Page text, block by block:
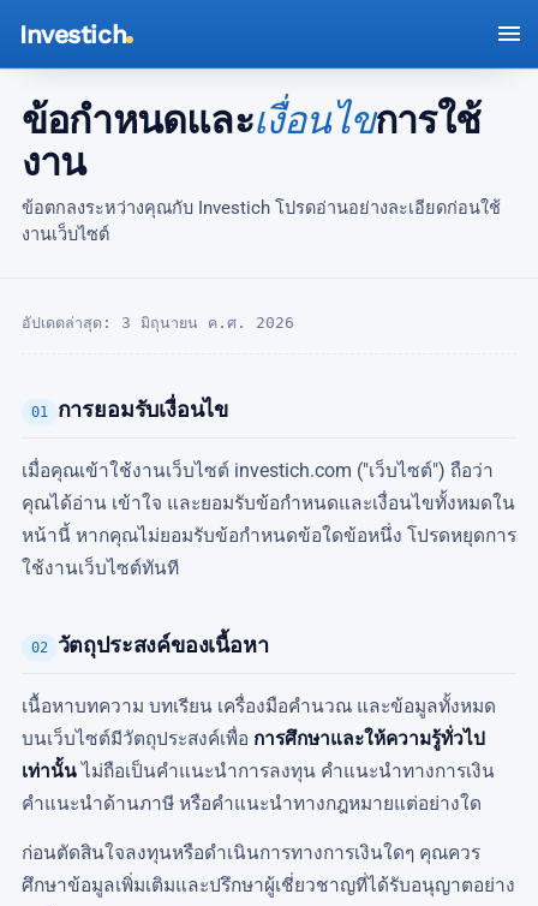
Investich
ข้อกำหนดและเงื่อนไขการใช้
งาน
ข้อตกลงระหว่างคุณกับ Investich โปรดอ่านอย่างละเอียดก่อนใช้
งานเว็บไซต์
อัปเดตล่าสุด: 3 มิถุนายน ค.ศ. 2026
01 การยอมรับเงื่อนไข
เมื่อคุณเข้าใช้งานเว็บไซต์ investich.com ("เว็บไซต์") ถือว่า
คุณได้อ่าน เข้าใจ และยอมรับข้อกำหนดและเงื่อนไขทั้งหมดใน
หน้านี้ หากคุณไม่ยอมรับข้อกำหนดข้อใดข้อหนึ่ง โปรดหยุดการ
ใช้งานเว็บไซต์ทันที
02 วัตถุประสงค์ของเนื้อหา
เนื้อหาบทความ บทเรียน เครื่องมือคำนวณ และข้อมูลทั้งหมด
บนเว็บไซต์มีวัตถุประสงค์เพื่อ การศึกษาและให้ความรู้ทั่วไป
เท่านั้นไม่ถือเป็นคำแนะนำการลงทุน คำแนะนำทางการเงิน
คำแนะนำด้านภาษี หรือคำแนะนำทางกฎหมายแต่อย่างใด
ก่อนตัดสินใจลงทุนหรือดำเนินการทางการเงินใดๆ คุณควร
ศึกษาข้อมูลเพิ่มเติมและปรึกษาผู้เชี่ยวชาญที่ได้รับอนุญาตอย่าง